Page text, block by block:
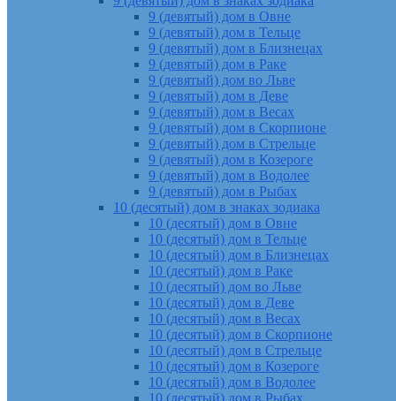
9 (девятый) дом в Овне
9 (девятый) дом в Тельце
9 (девятый) дом в Близнецах
9 (девятый) дом в Раке
9 (девятый) дом во Льве
9 (девятый) дом в Деве
9 (девятый) дом в Весах
9 (девятый) дом в Скорпионе
9 (девятый) дом в Стрельце
9 (девятый) дом в Козероге
9 (девятый) дом в Водолее
9 (девятый) дом в Рыбах
10 (десятый) дом в знаках зодиака
10 (десятый) дом в Овне
10 (десятый) дом в Тельце
10 (десятый) дом в Близнецах
10 (десятый) дом в Раке
10 (десятый) дом во Льве
10 (десятый) дом в Деве
10 (десятый) дом в Весах
10 (десятый) дом в Скорпионе
10 (десятый) дом в Стрельце
10 (десятый) дом в Козероге
10 (десятый) дом в Водолее
10 (десятый) дом в Рыбах